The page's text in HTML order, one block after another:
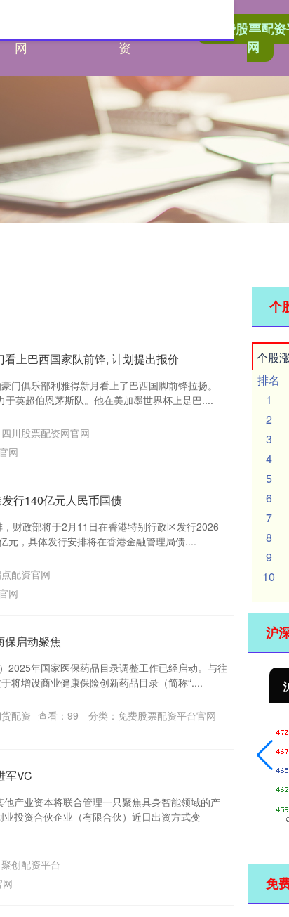
网
资
免费股票配
网
上巴西国家队前锋, 计划提出报价
门俱乐部利雅得新月看上了巴西国脚前锋拉扬。
英超伯恩茅斯队。他在美加墨世界杯上是巴....
川股票配资网官网
网
行140亿元人民币国债
财政部将于2月11日在香港特别行政区发行2026
元，具体发行安排将在香港金融管理局债....
配资官网
网
保启动聚焦
2025年国家医保药品目录调整工作已经启动。与往
将增设商业健康保险创新药品目录（简称“....
配资 查看： 99 分类： 免费股票配资平台官网
军VC
产业资本将联合管理一只聚焦具身智能领域的产
投资合伙企业（有限合伙）近日出资方式变
创配资平台
个
个股
排名
1
2
3
4
5
6
7
8
9
10
沪
深证成指 14311.01 200.89 1.42%
免